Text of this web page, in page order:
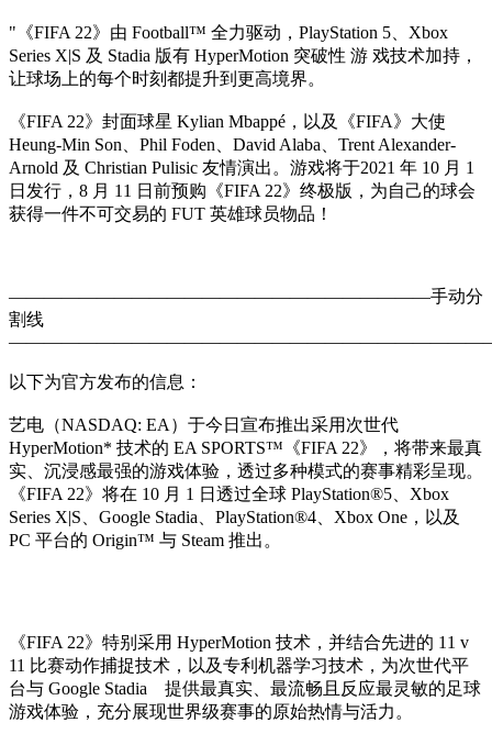
"《FIFA 22》由 Football™ 全力驱动，PlayStation 5、Xbox
Series X|S 及 Stadia 版有 HyperMotion 突破性 游 戏技术加持，
让球场上的每个时刻都提升到更高境界。
《FIFA 22》封面球星 Kylian Mbappé，以及《FIFA》大使
Heung-Min Son、Phil Foden、David Alaba、Trent Alexander-
Arnold 及 Christian Pulisic 友情演出。游戏将于2021 年 10 月 1
日发行，8 月 11 日前预购《FIFA 22》终极版，为自己的球会
获得一件不可交易的 FUT 英雄球员物品！
————————————————————————手动分
割线
以下为官方发布的信息：
艺电（NASDAQ: EA）于今日宣布推出采用次世代
HyperMotion* 技术的 EA SPORTS™《FIFA 22》，将带来最真
实、沉浸感最强的游戏体验，透过多种模式的赛事精彩呈现。
《FIFA 22》将在 10 月 1 日透过全球 PlayStation®5、Xbox
Series X|S、Google Stadia、PlayStation®4、Xbox One，以及
PC 平台的 Origin™ 与 Steam 推出。
《FIFA 22》特别采用 HyperMotion 技术，并结合先进的 11 v
11 比赛动作捕捉技术，以及专利机器学习技术，为次世代平
台与 Google Stadia 提供最真实、最流畅且反应最灵敏的足球
游戏体验，充分展现世界级赛事的原始热情与活力。